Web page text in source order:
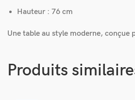
Hauteur : 76 cm
Une table au style moderne, conçue
Produits